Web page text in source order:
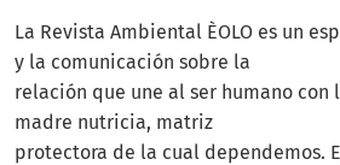
La Revista Ambiental ÈOLO es un
y la comunicación sobre la
relación que une al ser humano con
madre nutricia, matriz
protectora de la cual dependemos.